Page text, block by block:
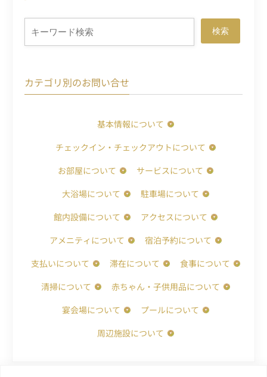
検索
カテゴリ別のお問い合せ
基本情報について
チェックイン・チェックアウトについて
お部屋について
サービスについて
大浴場について
駐車場について
館内設備について
アクセスについて
アメニティについて
宿泊予約について
支払いについて
滞在について
食事について
清掃について
赤ちゃん・子供用品について
宴会場について
プールについて
周辺施設について